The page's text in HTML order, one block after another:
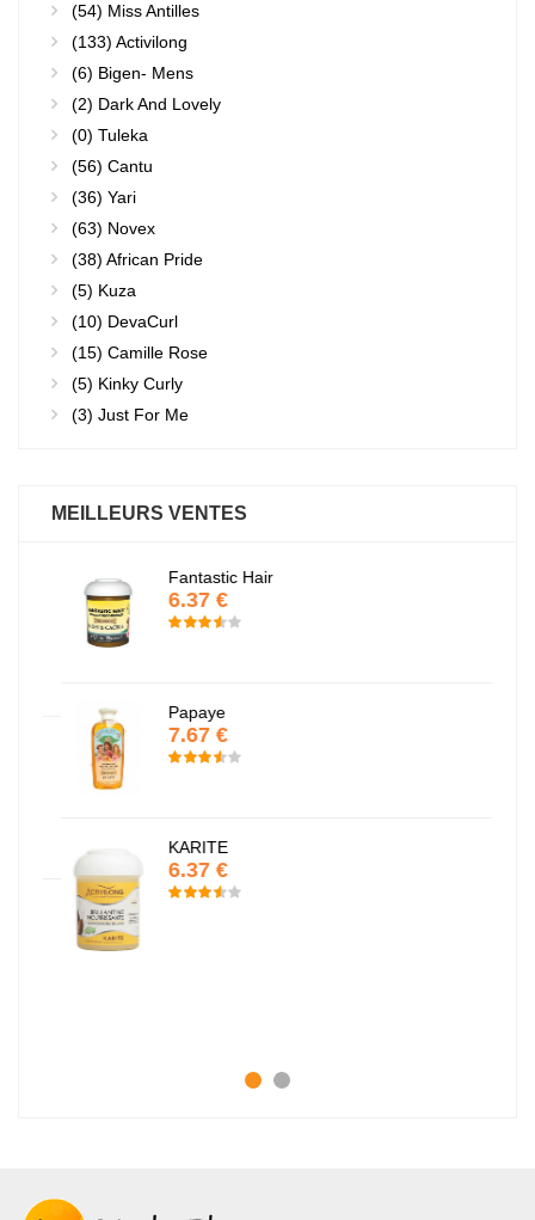
(54) Miss Antilles
(133) Activilong
(6) Bigen- Mens
(2) Dark And Lovely
(0) Tuleka
(56) Cantu
(36) Yari
(63) Novex
(38) African Pride
(5) Kuza
(10) DevaCurl
(15) Camille Rose
(5) Kinky Curly
(3) Just For Me
MEILLEURS VENTES
Fantastic Hair
6.37 €
Papaye
7.67 €
KARITE
6.37 €